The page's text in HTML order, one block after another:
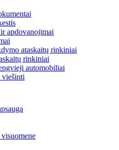
apdovanojimai
ataskaitų rinkiniai
rinkiniai
automobiliai
viešinti